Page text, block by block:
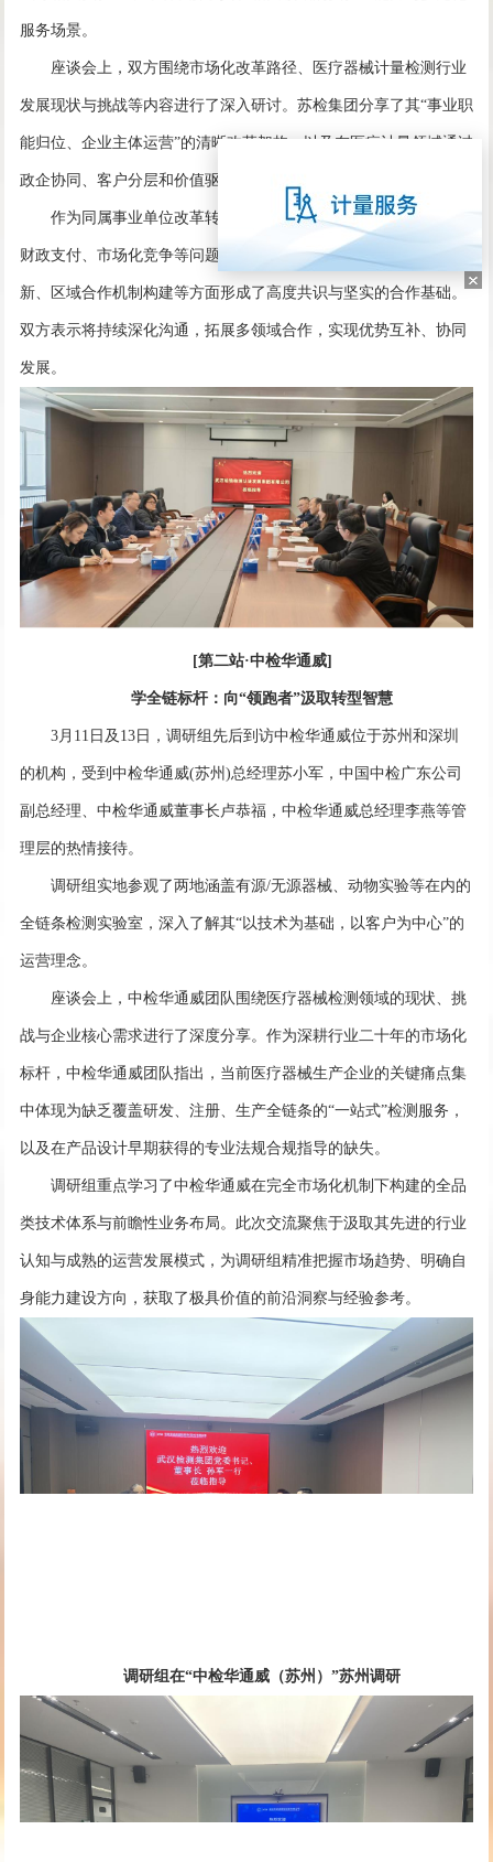
服务场景。
座谈会上，双方围绕市场化改革路径、医疗器械计量检测行业
发展现状与挑战等内容进行了深入研讨。苏检集团分享了其“事业职
能归位、企业主体运营”的清晰改革架构，以及在医疗计量领域通过
政企协同、客户分层和价值驱动构建市场竞争力的成熟策略。
作为同属事业单位改革转型的企业，双方就改革中共同面临的
财政支付、市场化竞争等问题进行了坦诚交流，并在业务协同创
新、区域合作机制构建等方面形成了高度共识与坚实的合作基础。
双方表示将持续深化沟通，拓展多领域合作，实现优势互补、协同
发展。
[第二站·中检华通威]
学全链标杆：向“领跑者”汲取转型智慧
3月11日及13日，调研组先后到访中检华通威位于苏州和深圳
的机构，受到中检华通威(苏州)总经理苏小军，中国中检广东公司
副总经理、中检华通威董事长卢恭福，中检华通威总经理李燕等管
理层的热情接待。
调研组实地参观了两地涵盖有源/无源器械、动物实验等在内的
全链条检测实验室，深入了解其“以技术为基础，以客户为中心”的
运营理念。
座谈会上，中检华通威团队围绕医疗器械检测领域的现状、挑
战与企业核心需求进行了深度分享。作为深耕行业二十年的市场化
标杆，中检华通威团队指出，当前医疗器械生产企业的关键痛点集
中体现为缺乏覆盖研发、注册、生产全链条的“一站式”检测服务，
以及在产品设计早期获得的专业法规合规指导的缺失。
调研组重点学习了中检华通威在完全市场化机制下构建的全品
类技术体系与前瞻性业务布局。此次交流聚焦于汲取其先进的行业
认知与成熟的运营发展模式，为调研组精准把握市场趋势、明确自
身能力建设方向，获取了极具价值的前沿洞察与经验参考。
调研组在“中检华通威（苏州）”苏州调研